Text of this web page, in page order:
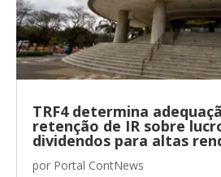
TRF4 determina
retenção de IR sobre
dividendos para altas
por Portal ContNews